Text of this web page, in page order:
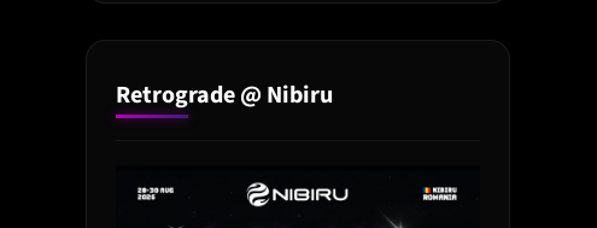
Retrograde @ Nibiru